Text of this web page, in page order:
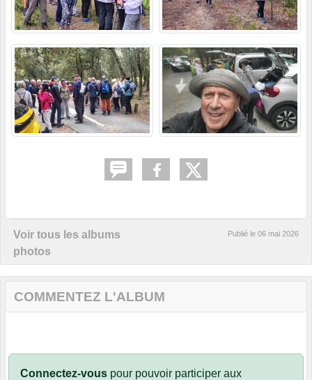
Voir tous les albums
photos
Publié le 06 mai 2026
COMMENTEZ L'ALBUM
Connectez-vous pour pouvoir participer aux